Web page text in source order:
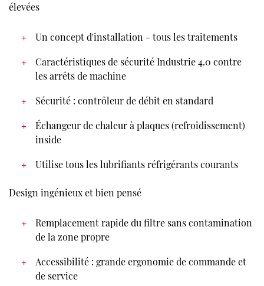
élevées
Un concept d'installation - tous les traitements
Caractéristiques de sécurité Industrie 4.0 contre
les arrêts de machine
Sécurité : contrôleur de débit en standard
Échangeur de chaleur à plaques (refroidissement)
inside
Utilise tous les lubrifiants réfrigérants courants
Design ingénieux et bien pensé
Remplacement rapide du filtre sans contamination
de la zone propre
Accessibilité : grande ergonomie de commande et
de service